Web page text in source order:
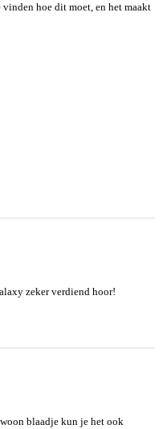
hoe dit moet, en het maakt
zeker verdiend hoor!
blaadje kun je het ook